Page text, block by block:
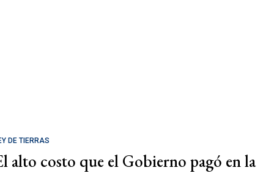
DE TIERRAS
alto costo que el Gobierno pagó en la